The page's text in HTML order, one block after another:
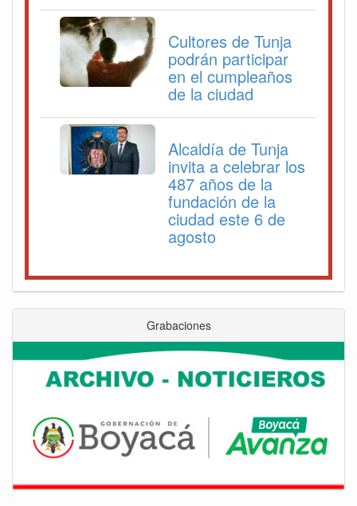
Cultores de Tunja
podrán participar
en el cumpleaños
de la ciudad
Alcaldía de Tunja
invita a celebrar los
487 años de la
fundación de la
ciudad este 6 de
agosto
Grabaciones